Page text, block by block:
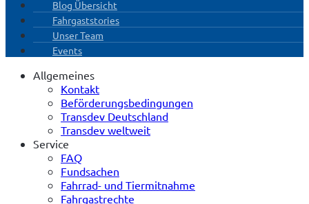
Blog Übersicht
Fahrgaststories
Unser Team
Events
Allgemeines
Kontakt
Beförderungsbedingungen
Transdev Deutschland
Transdev weltweit
Service
FAQ
Fundsachen
Fahrrad- und Tiermitnahme
Fahrgastrechte